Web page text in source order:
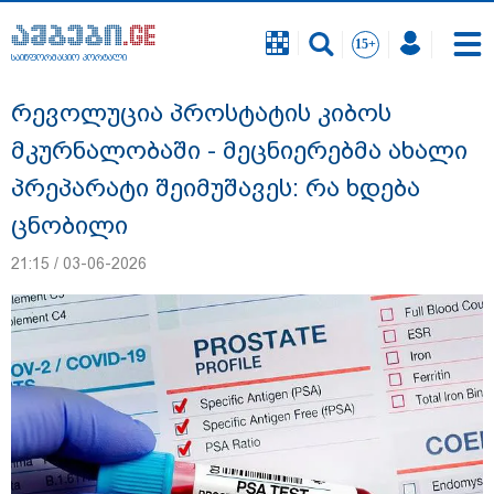
საინფორმაციო პორტალი
გიგა ავალიანის საქმეზე ნია იმნაძეს და
ანასტასია ბერუაშვილს ბრალდება
წარუდგინეს
საინფორმაციო პორტალი
რევოლუცია პროსტატის კიბოს
მკურნალობაში - მეცნიერებმა ახალი
პრეპარატი შეიმუშავეს: რა ხდება
ცნობილი
21:15 / 03-06-2026